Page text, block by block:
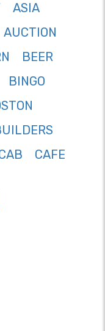
ASIA
AUCTION
BEER
BINGO
CAFE